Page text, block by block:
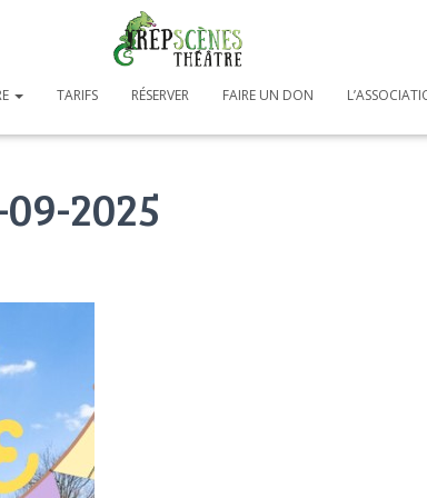
TARIFS RÉSERVER FAIRE UN DON
2025